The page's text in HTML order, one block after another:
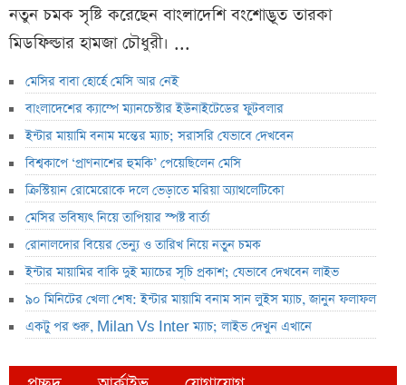
নতুন চমক সৃষ্টি করেছেন বাংলাদেশি বংশোদ্ভূত তারকা
মিডফিল্ডার হামজা চৌধুরী। ...
মেসির বাবা হোর্হে মেসি আর নেই
বাংলাদেশের ক্যাম্পে ম্যানচেস্টার ইউনাইটেডের ফুটবলার
ইন্টার মায়ামি বনাম মন্তের ম্যাচ; সরাসরি যেভাবে দেখবেন
বিশ্বকাপে ‘প্রাণনাশের হুমকি’ পেয়েছিলেন মেসি
ক্রিস্টিয়ান রোমেরোকে দলে ভেড়াতে মরিয়া অ্যাথলেটিকো
মেসির ভবিষ্যৎ নিয়ে তাপিয়ার স্পষ্ট বার্তা
রোনালদোর বিয়ের ভেন্যু ও তারিখ নিয়ে নতুন চমক
ইন্টার মায়ামির বাকি দুই ম্যাচের সূচি প্রকাশ; যেভাবে দেখবেন লাইভ
৯০ মিনিটের খেলা শেষ: ইন্টার মায়ামি বনাম সান লুইস ম্যাচ, জানুন ফলাফল
একটু পর শুরু, Milan Vs Inter ম্যাচ; লাইভ দেখুন এখানে